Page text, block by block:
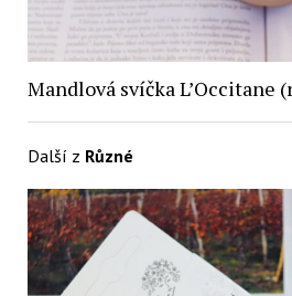
Mandlová svíčka L’Occitane
Další z Různé